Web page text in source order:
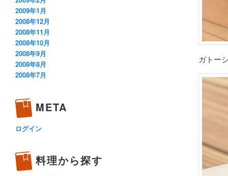
ガトー
2009年1月
2008年12月
2008年11月
2008年10月
2008年9月
2008年8月
2008年7月
META
ログイン
料理から探す